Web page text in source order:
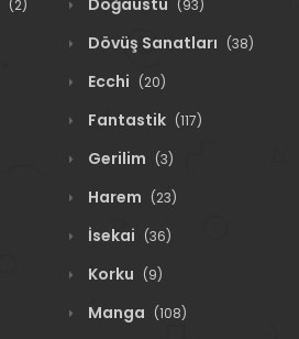
(2) Doğaüstü (93)
Dövüş Sanatları (38)
Ecchi (20)
Fantastik (117)
Gerilim (3)
Harem (23)
İsekai (36)
Korku (9)
Manga (108)